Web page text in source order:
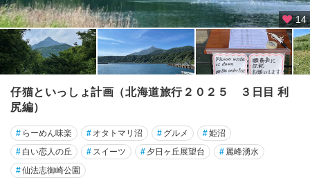
14
仔猫といっしょ計画（北海道旅行２０２５ ３日目 利
尻編）
# らーめん味楽 # オタトマリ沼 # グルメ #姫沼
# 白い恋人の丘 # スイーツ # 夕日ヶ丘展望台 # 麗峰湧水
#仙法志御崎公園